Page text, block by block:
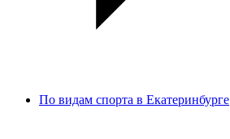
По видам спорта в Екатеринбурге